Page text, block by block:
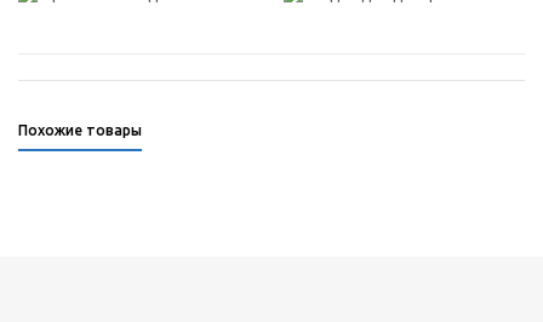
Похожие товары